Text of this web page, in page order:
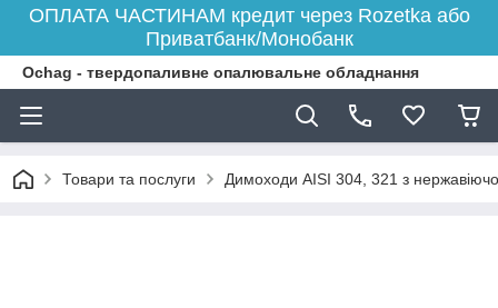
ОПЛАТА ЧАСТИНАМ кредит через Rozetka або
Приватбанк/Монобанк
Ochag - твердопаливне опалювальне обладнання
Товари та послуги Димоходи AISI 304, 321 з